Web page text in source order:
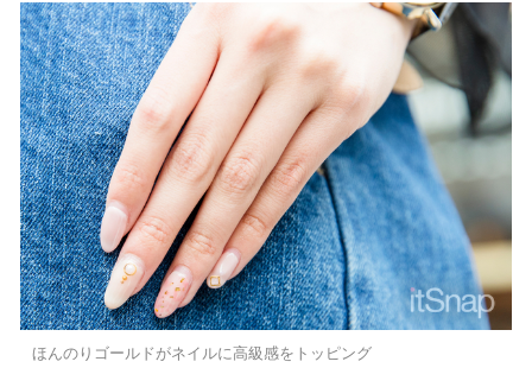
ほんのりゴールドがネイルに高級感をトッピング